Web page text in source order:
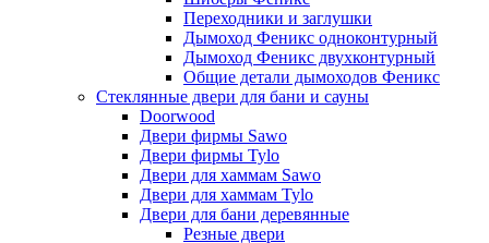
Переходники и заглушки
Дымоход Феникс одноконтурный
Дымоход Феникс двухконтурный
Общие детали дымоходов Феникс
Стеклянные двери для бани и сауны
Doorwood
Двери фирмы Sawo
Двери фирмы Tylo
Двери для хаммам Sawo
Двери для хаммам Tylo
Двери для бани деревянные
Резные двери